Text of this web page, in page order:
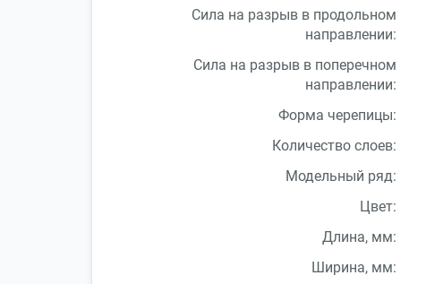
Сила на разрыв в продольном
направлении:
Сила на разрыв в поперечном
направлении:
Форма черепицы:
Количество слоев:
Модельный ряд:
Цвет:
Длина, мм:
Ширина, мм: